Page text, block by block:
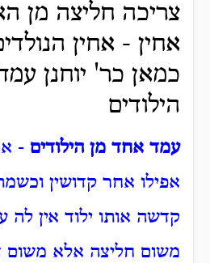
צריכה חליצה מן
אחין - אחין
כמאן כר' יוחנן
הילודים
עמד אחד מן הילודים -
אפילו אחר קדושין
קדשה אותו ילוד אין לה
משום חליצה אלא משום